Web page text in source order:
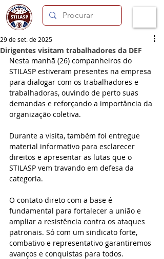
Dirigentes visitam trabalhadores da DEF
29 de set. de 2025
Nesta manhã (26) companheiros do
STILASP estiveram presentes na empresa
para dialogar com os trabalhadores e
trabalhadoras, ouvindo de perto suas
demandas e reforçando a importância da
organização coletiva.
Durante a visita, também foi entregue
material informativo para esclarecer
direitos e apresentar as lutas que o
STILASP vem travando em defesa da
categoria.
O contato direto com a base é
fundamental para fortalecer a união e
ampliar a resistência contra os ataques
patronais. Só com um sindicato forte,
combativo e representativo garantiremos
avanços e conquistas para todos.